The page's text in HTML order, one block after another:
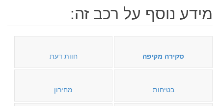
מידע נוסף על רכב זה:
סקירה מקיפה חוות דעת
בטיחות מחירון